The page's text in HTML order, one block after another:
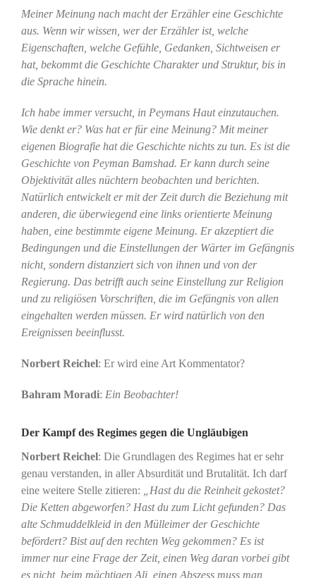
Meiner Meinung nach macht der Erzähler eine Geschichte
aus. Wenn wir wissen, wer der Erzähler ist, welche
Eigenschaften, welche Gefühle, Gedanken, Sichtweisen er
hat, bekommt die Geschichte Charakter und Struktur, bis in
die Sprache hinein.
Ich habe immer versucht, in Peymans Haut einzutauchen.
Wie denkt er? Was hat er für eine Meinung? Mit meiner
eigenen Biografie hat die Geschichte nichts zu tun. Es ist die
Geschichte von Peyman Bamshad. Er kann durch seine
Objektivität alles nüchtern beobachten und berichten.
Natürlich entwickelt er mit der Zeit durch die Beziehung mit
anderen, die überwiegend eine links orientierte Meinung
haben, eine bestimmte eigene Meinung. Er akzeptiert die
Bedingungen und die Einstellungen der Wärter im Gefängnis
nicht, sondern distanziert sich von ihnen und von der
Regierung. Das betrifft auch seine Einstellung zur Religion
und zu religiösen Vorschriften, die im Gefängnis von allen
eingehalten werden müssen. Er wird natürlich von den
Ereignissen beeinflusst.
Norbert Reichel: Er wird eine Art Kommentator?
Bahram Moradi: Ein Beobachter!
Der Kampf des Regimes gegen die Ungläubigen
Norbert Reichel: Die Grundlagen des Regimes hat er sehr
genau verstanden, in aller Absurdität und Brutalität. Ich darf
eine weitere Stelle zitieren:
„Hast du die Reinheit gekostet?
Die Ketten abgeworfen? Hast du zum Licht gefunden? Das
alte Schmuddelkleid in den Mülleimer der Geschichte
befördert? Bist auf den rechten Weg gekommen? Es ist
immer nur eine Frage der Zeit, einen Weg daran vorbei gibt
es nicht, beim mächtigen Ali, einen Abszess muss man